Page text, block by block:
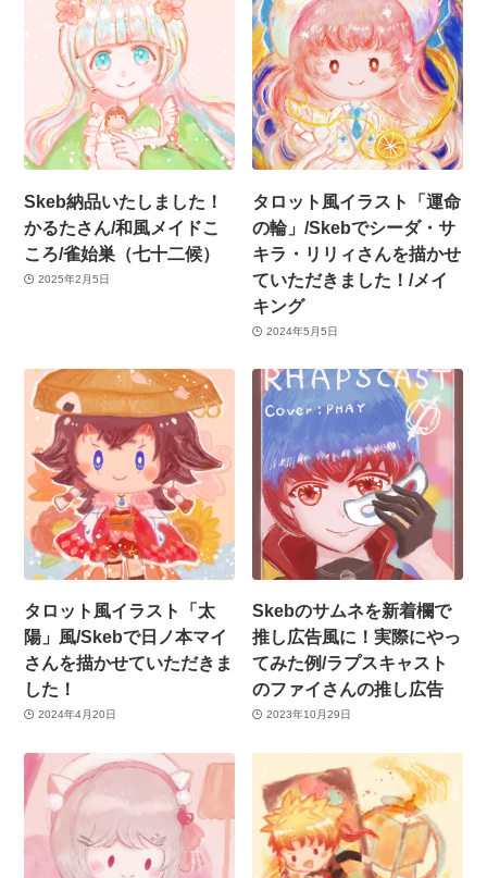
Skeb納品いたしました！
かるたさん/和風メイドこ
ころ/雀始巣（七十二候）
2025年2月5日
タロット風イラスト「運命
の輪」/Skebでシーダ・サ
キラ・リリィさんを描かせ
ていただきました！/メイ
キング
2024年5月5日
タロット風イラスト「太
陽」風/Skebで日ノ本マイ
さんを描かせていただきま
した！
2024年4月20日
Skebのサムネを新着欄で
推し広告風に！実際にやっ
てみた例/ラプスキャスト
のファイさんの推し広告
2023年10月29日